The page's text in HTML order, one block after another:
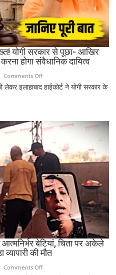
कर
भावुक
हुईं
मायावती,
बेटे
को
किया
योगी सरकार से पूछा- आखिर
होगा संवैधानिक दायित्व
Comments Offon
यूपी
पर
हाईकोर्ट
सख्त!
योगी
से
पूछा-
आखिर
चुनाव
देरी
क्यों?
नवंबर
इलाहाबाद हाईकोर्ट ने योगी सरकार के
बेटियां, चिता पर अकेले
व्यापारी की मौत
Comments Offon